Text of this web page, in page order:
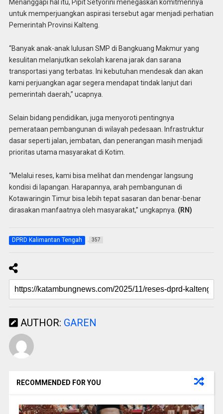
Menanggapi hal itu, Pipit Setyorini menegaskan komitmennya
untuk memperjuangkan aspirasi tersebut agar menjadi perhatian
Pemerintah Provinsi Kalteng.
“Banyak anak-anak lulusan SMP di Bangkuang Makmur yang
kesulitan melanjutkan sekolah karena jarak dan sarana
transportasi yang terbatas. Ini kebutuhan mendesak dan akan
kami perjuangkan agar segera mendapat tindak lanjut dari
pemerintah daerah,” ucapnya.
Selain bidang pendidikan, juga menyoroti pentingnya
pemerataan pembangunan di wilayah pedesaan. Infrastruktur
dasar seperti jalan, jembatan, dan penerangan masih menjadi
prioritas utama masyarakat di Kotim.
“Melalui reses, kami bisa melihat dan mendengar langsung
kondisi di lapangan. Harapannya, arah pembangunan di
Kotawaringin Timur bisa lebih tepat sasaran dan benar-benar
dirasakan manfaatnya oleh masyarakat,” ungkapnya. (RN)
DPRD Kalimantan Tengah 357
AUTHOR: GAREN
RECOMMENDED FOR YOU